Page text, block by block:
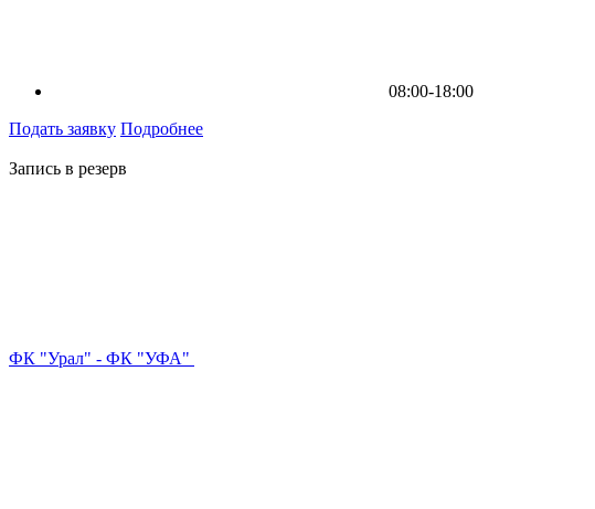
08:00-18:00
Подать заявку Подробнее
Запись в резерв
ФК "Урал" - ФК "УФА"